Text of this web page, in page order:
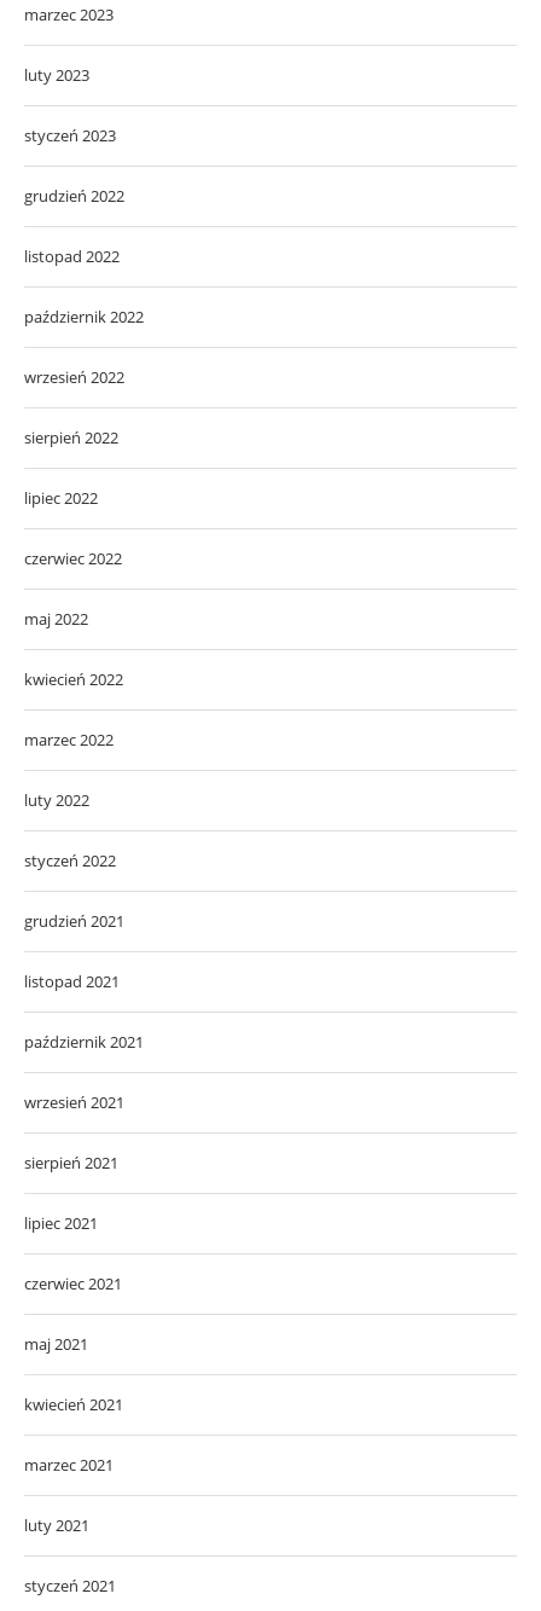
marzec 2023
luty 2023
styczeń 2023
grudzień 2022
listopad 2022
październik 2022
wrzesień 2022
sierpień 2022
lipiec 2022
czerwiec 2022
maj 2022
kwiecień 2022
marzec 2022
luty 2022
styczeń 2022
grudzień 2021
listopad 2021
październik 2021
wrzesień 2021
sierpień 2021
lipiec 2021
czerwiec 2021
maj 2021
kwiecień 2021
marzec 2021
luty 2021
styczeń 2021